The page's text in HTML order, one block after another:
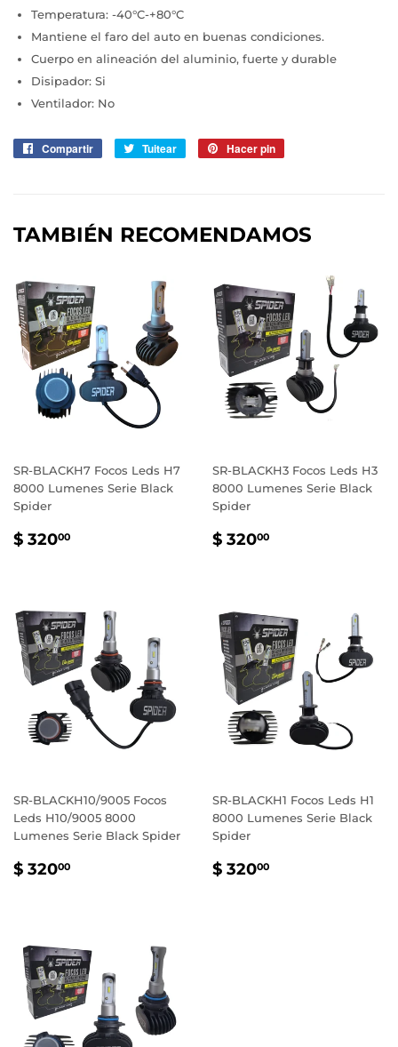
Temperatura: -40°C-+80°C
Mantiene el faro del auto en buenas condiciones.
Cuerpo en alineación del aluminio, fuerte y durable
Disipador: Si
Ventilador: No
Compartir
CompartirTuitear
Tuitear Hacer pin
TAMBIÉN RECOMENDAMOS
SR-BLACKH7 Focos Leds H7
8000 Lumenes Serie Black
Spider
PRECIO
$ 32000
SR-BLACKH3 Focos Leds H3
8000 Lumenes Serie Black
Spider
PRECIO
$ 32000
SR-BLACKH10/9005 Focos
Leds H10/9005 8000
Lumenes Serie Black Spider
PRECIO
$ 32000
SR-BLACKH1 Focos Leds H1
8000 Lumenes Serie Black
Spider
PRECIO
$ 32000